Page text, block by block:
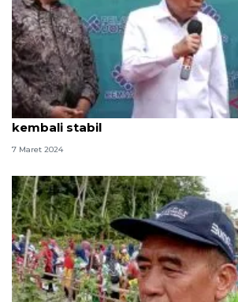
Wapres: Siklus panen beri harapan
kembali stabil
7 Maret 2024